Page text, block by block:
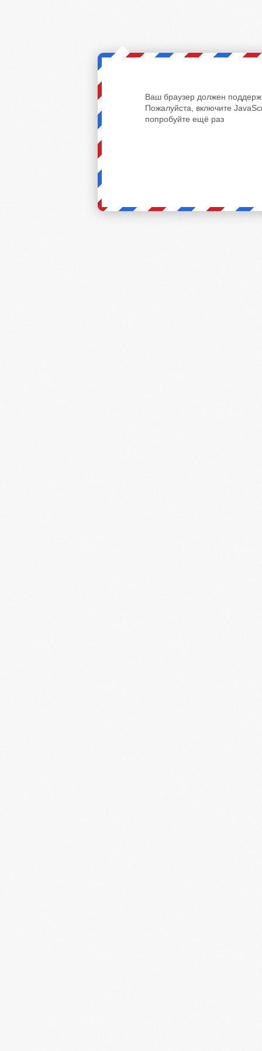
Ваш браузер должен
Пожалуйста, включите
попробуйте ещё раз